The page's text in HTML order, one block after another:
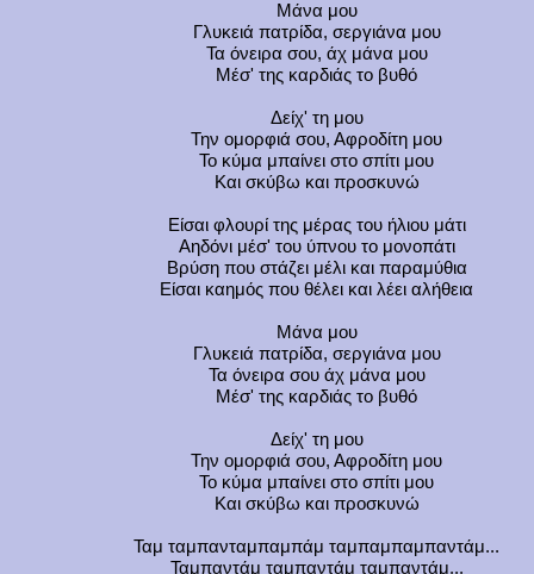
Μάνα μου
Γλυκειά πατρίδα, σεργιάνα μου
Τα όνειρα σου, άχ μάνα μου
Μέσ' της καρδιάς το βυθό
Δείχ' τη μου
Την ομορφιά σου, Αφροδίτη μου
Το κύμα μπαίνει στο σπίτι μου
Και σκύβω και προσκυνώ
Είσαι φλουρί της μέρας του ήλιου μάτι
Αηδόνι μέσ' του ύπνου το μονοπάτι
Βρύση που στάζει μέλι και παραμύθια
Είσαι καημός που θέλει και λέει αλήθεια
Μάνα μου
Γλυκειά πατρίδα, σεργιάνα μου
Τα όνειρα σου άχ μάνα μου
Μέσ' της καρδιάς το βυθό
Δείχ' τη μου
Την ομορφιά σου, Αφροδίτη μου
Το κύμα μπαίνει στο σπίτι μου
Και σκύβω και προσκυνώ
Ταμ ταμπανταμπαμπάμ ταμπαμπαμπαντάμ...
Ταμπαντάμ ταμπαντάμ ταμπαντάμ...